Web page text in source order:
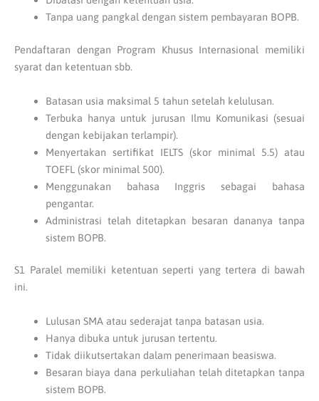
Tanpa uang pangkal dengan sistem pembayaran BOPB.
Pendaftaran dengan Program Khusus Internasional memiliki
syarat dan ketentuan sbb.
Batasan usia maksimal 5 tahun setelah kelulusan.
Terbuka hanya untuk jurusan Ilmu Komunikasi (sesuai
dengan kebijakan terlampir).
Menyertakan sertifikat IELTS (skor minimal 5.5) atau
TOEFL (skor minimal 500).
Menggunakan bahasa Inggris sebagai bahasa
pengantar.
Administrasi telah ditetapkan besaran dananya tanpa
sistem BOPB.
S1 Paralel memiliki ketentuan seperti yang tertera di bawah
ini.
Lulusan SMA atau sederajat tanpa batasan usia.
Hanya dibuka untuk jurusan tertentu.
Tidak diikutsertakan dalam penerimaan beasiswa.
Besaran biaya dana perkuliahan telah ditetapkan tanpa
sistem BOPB.